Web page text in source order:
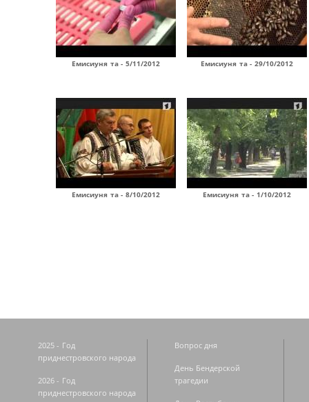
Емисиуня та - 5/11/2012 Емисиуня та - 29/10/2012
Емисиуня та - 8/10/2012 Емисиуня та - 1/10/2012
2025 - Год
приднестровского народа
2026 - Год
приднестровского народа
Вопрос дня
День Бендерской
трагедии